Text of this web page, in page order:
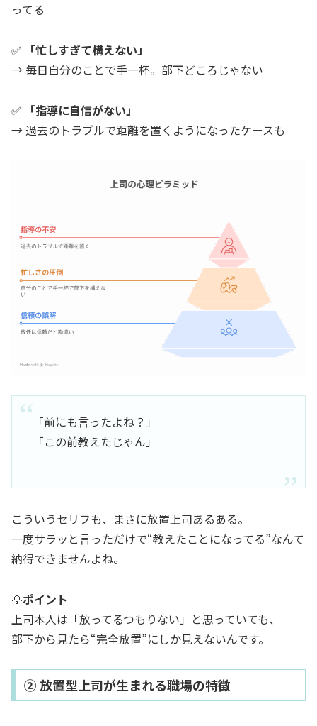
ってる
✅
「忙しすぎて構えない」
→ 毎日自分のことで手一杯。部下どころじゃない
✅
「指導に自信がない」
→ 過去のトラブルで距離を置くようになったケースも
「前にも言ったよね？」
「この前教えたじゃん」
こういうセリフも、まさに放置上司あるある。
一度サラッと言っただけで“教えたことになってる”なんて
納得できませんよね。
💡ポイント
上司本人は「放ってるつもりない」と思っていても、
部下から見たら“完全放置”にしか見えないんです。
② 放置型上司が生まれる職場の特徴